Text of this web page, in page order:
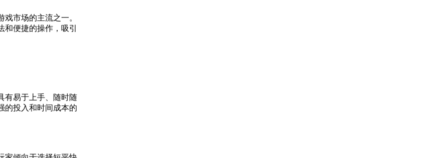
市场的主流之一。
便捷的操作，吸引
有易于上手、随时随
的投入和时间成本的